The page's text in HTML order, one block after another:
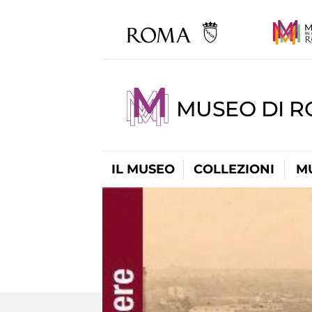
MUSEO DI
IL MUSEO COLLEZIONI